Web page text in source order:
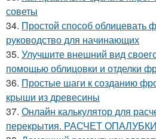
советы
34. Простой способ облицевать
руководство для начинающих
35. Улучшите внешний вид
помощью облицовки и отделки
36. Простые шаги к созданию
крыши из древесины
37. Онлайн калькулятор для
перекрытия. РАСЧЕТ